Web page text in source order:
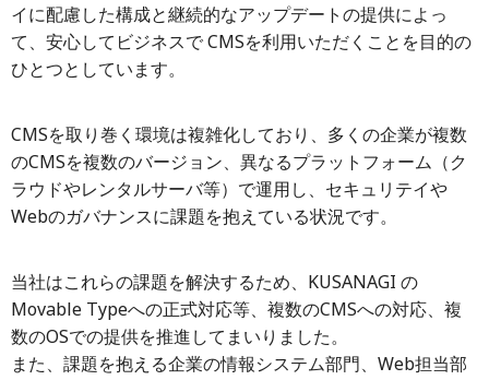
イに配慮した構成と継続的なアップデートの提供によっ
て、安心してビジネスで CMSを利用いただくことを目的の
ひとつとしています。
CMSを取り巻く環境は複雑化しており、多くの企業が複数
のCMSを複数のバージョン、異なるプラットフォーム（ク
ラウドやレンタルサーバ等）で運用し、セキュリテイや
Webのガバナンスに課題を抱えている状況です。
当社はこれらの課題を解決するため、KUSANAGI の
Movable Typeへの正式対応等、複数のCMSへの対応、複
数のOSでの提供を推進してまいりました。
また、課題を抱える企業の情報システム部門、Web担当部